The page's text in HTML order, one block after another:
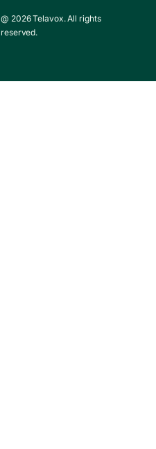
@ 2026 Telavox. All rights
reserved.